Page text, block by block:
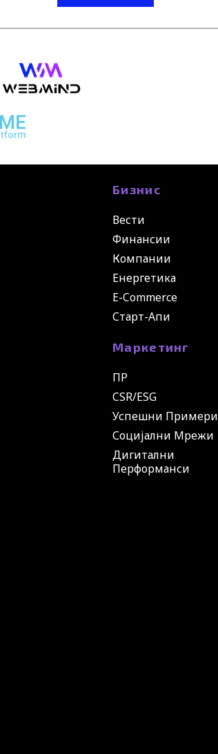
Бизнис
Вести
Финансии
Компании
Енергетика
E-Commerce
Старт-Апи
Маркетинг
ПР
CSR/ESG
Успешни Примери
Социјални Мрежи
Дигитални
Перформанси